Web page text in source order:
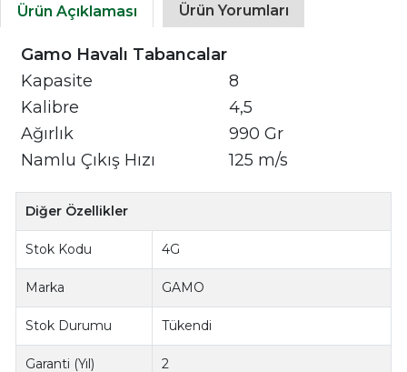
Ürün Açıklaması Ürün Yorumları
Gamo Havalı Tabancalar
Kapasite
8
Kalibre
4,5
Ağırlık
990 Gr
Namlu Çıkış Hızı
125 m/s
Diğer Özellikler
Stok Kodu 4G
Marka GAMO
Stok Durumu Tükendi
Garanti (Yıl) 2